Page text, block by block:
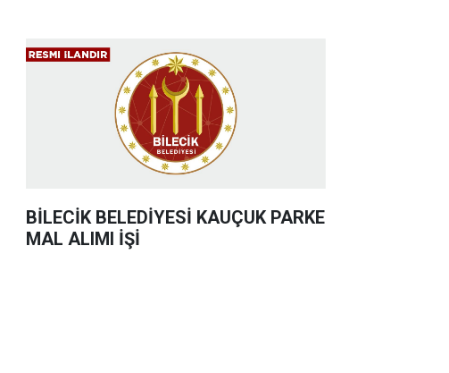
BİLECİK BELEDİYESİ KAUÇUK PARKE
MAL ALIMI İŞİ